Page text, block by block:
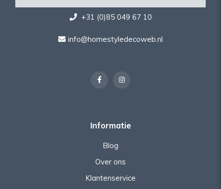
+31 (0)85 049 67 10
info@homestyledecoweb.nl
Informatie
Blog
Over ons
Klantenservice